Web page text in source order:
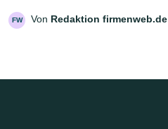
FW Von Redaktion firmenweb.de